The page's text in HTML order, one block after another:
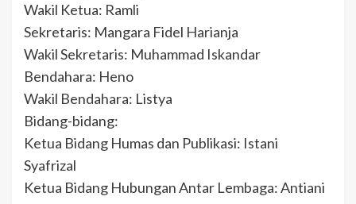
Wakil Ketua: Ramli
Sekretaris: Mangara Fidel Harianja
Wakil Sekretaris: Muhammad Iskandar
Bendahara: Heno
Wakil Bendahara: Listya
Bidang-bidang:
Ketua Bidang Humas dan Publikasi: Istani
Syafrizal
Ketua Bidang Hubungan Antar Lembaga: Antiani